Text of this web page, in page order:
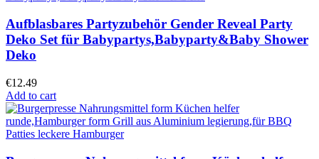
Aufblasbares Partyzubehör Gender Reveal Party
Deko Set für Babypartys,Babyparty&Baby Shower
Deko
€12.49
Add to cart